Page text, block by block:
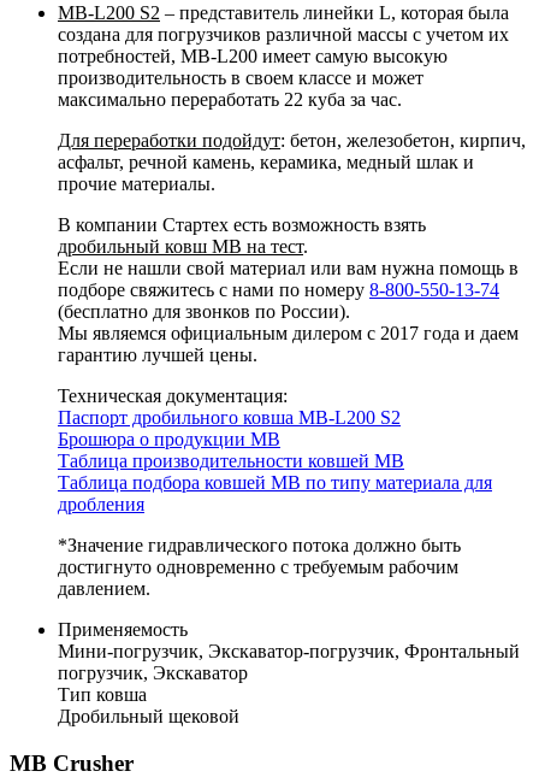
MB-L200 S2 – представитель линейки L, которая была
создана для погрузчиков различной массы с учетом их
потребностей, MB-L200 имеет самую высокую
производительность в своем классе и может
максимально переработать 22 куба за час.
Для переработки подойдут: бетон, железобетон, кирпич,
асфальт, речной камень, керамика, медный шлак и
прочие материалы.
В компании Стартех есть возможность взять
дробильный ковш MB на тест.
Если не нашли свой материал или вам нужна помощь в
подборе свяжитесь с нами по номеру 8-800-550-13-74
(бесплатно для звонков по России).
Мы являемся официальным дилером с 2017 года и даем
гарантию лучшей цены.
Техническая документация:
Паспорт дробильного ковша MB-L200 S2
Брошюра о продукции MB
Таблица производительности ковшей MB
Таблица подбора ковшей MB по типу материала для
дробления
*Значение гидравлического потока должно быть
достигнуто одновременно с требуемым рабочим
давлением.
Применяемость
Мини-погрузчик, Экскаватор-погрузчик, Фронтальный
погрузчик, Экскаватор
Тип ковша
Дробильный щековой
MB Crusher